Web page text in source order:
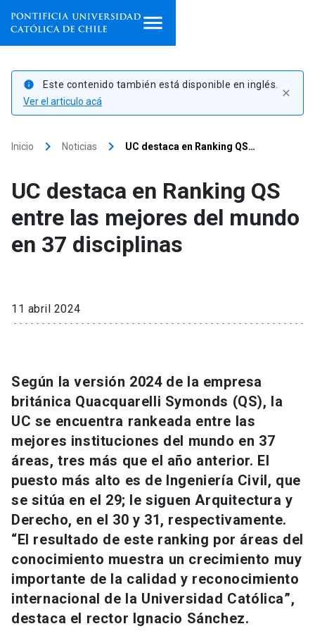
Programas de estudio
institutos
Investigación
Internacionalización launch
Extensión
Universidad
Futuros estudiantes
Estudiantes
Académicos
Personal
Alumni
Padres y familia
Vecinos launch
Go to english site launch
Admisión launch
Correo UC launch
Mi Portal UC launch
Medios Biblioteca launch
Donaciones launch
info
Este contenido también está disponible en inglés.
Ver el articulo acá
close
Inicio keyboard_arrow_right Noticias keyboard_arrow_right UC destaca en Ranking QS…
UC destaca en Ranking QS
entre las mejores del mundo
en 37 disciplinas
11 abril 2024
Según la versión 2024 de la empresa
británica Quacquarelli Symonds (QS), la
UC se encuentra rankeada entre las
mejores instituciones del mundo en 37
áreas, tres más que el año anterior. El
puesto más alto es de Ingeniería Civil, que
se sitúa en el 29; le siguen Arquitectura y
Derecho, en el 30 y 31, respectivamente.
“El resultado de este ranking por áreas del
conocimiento muestra un crecimiento muy
importante de la calidad y reconocimiento
internacional de la Universidad Católica”,
destaca el rector Ignacio Sánchez.